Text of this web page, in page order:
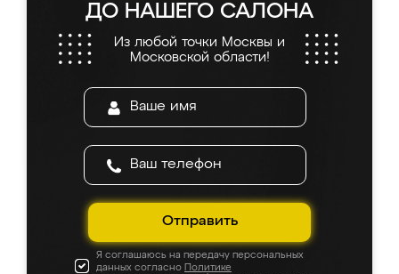
ДО НАШЕГО САЛОНА
Из любой точки Москвы и
Московской области!
Отправить
Я соглашаюсь на передачу персональных
данных согласно Политике